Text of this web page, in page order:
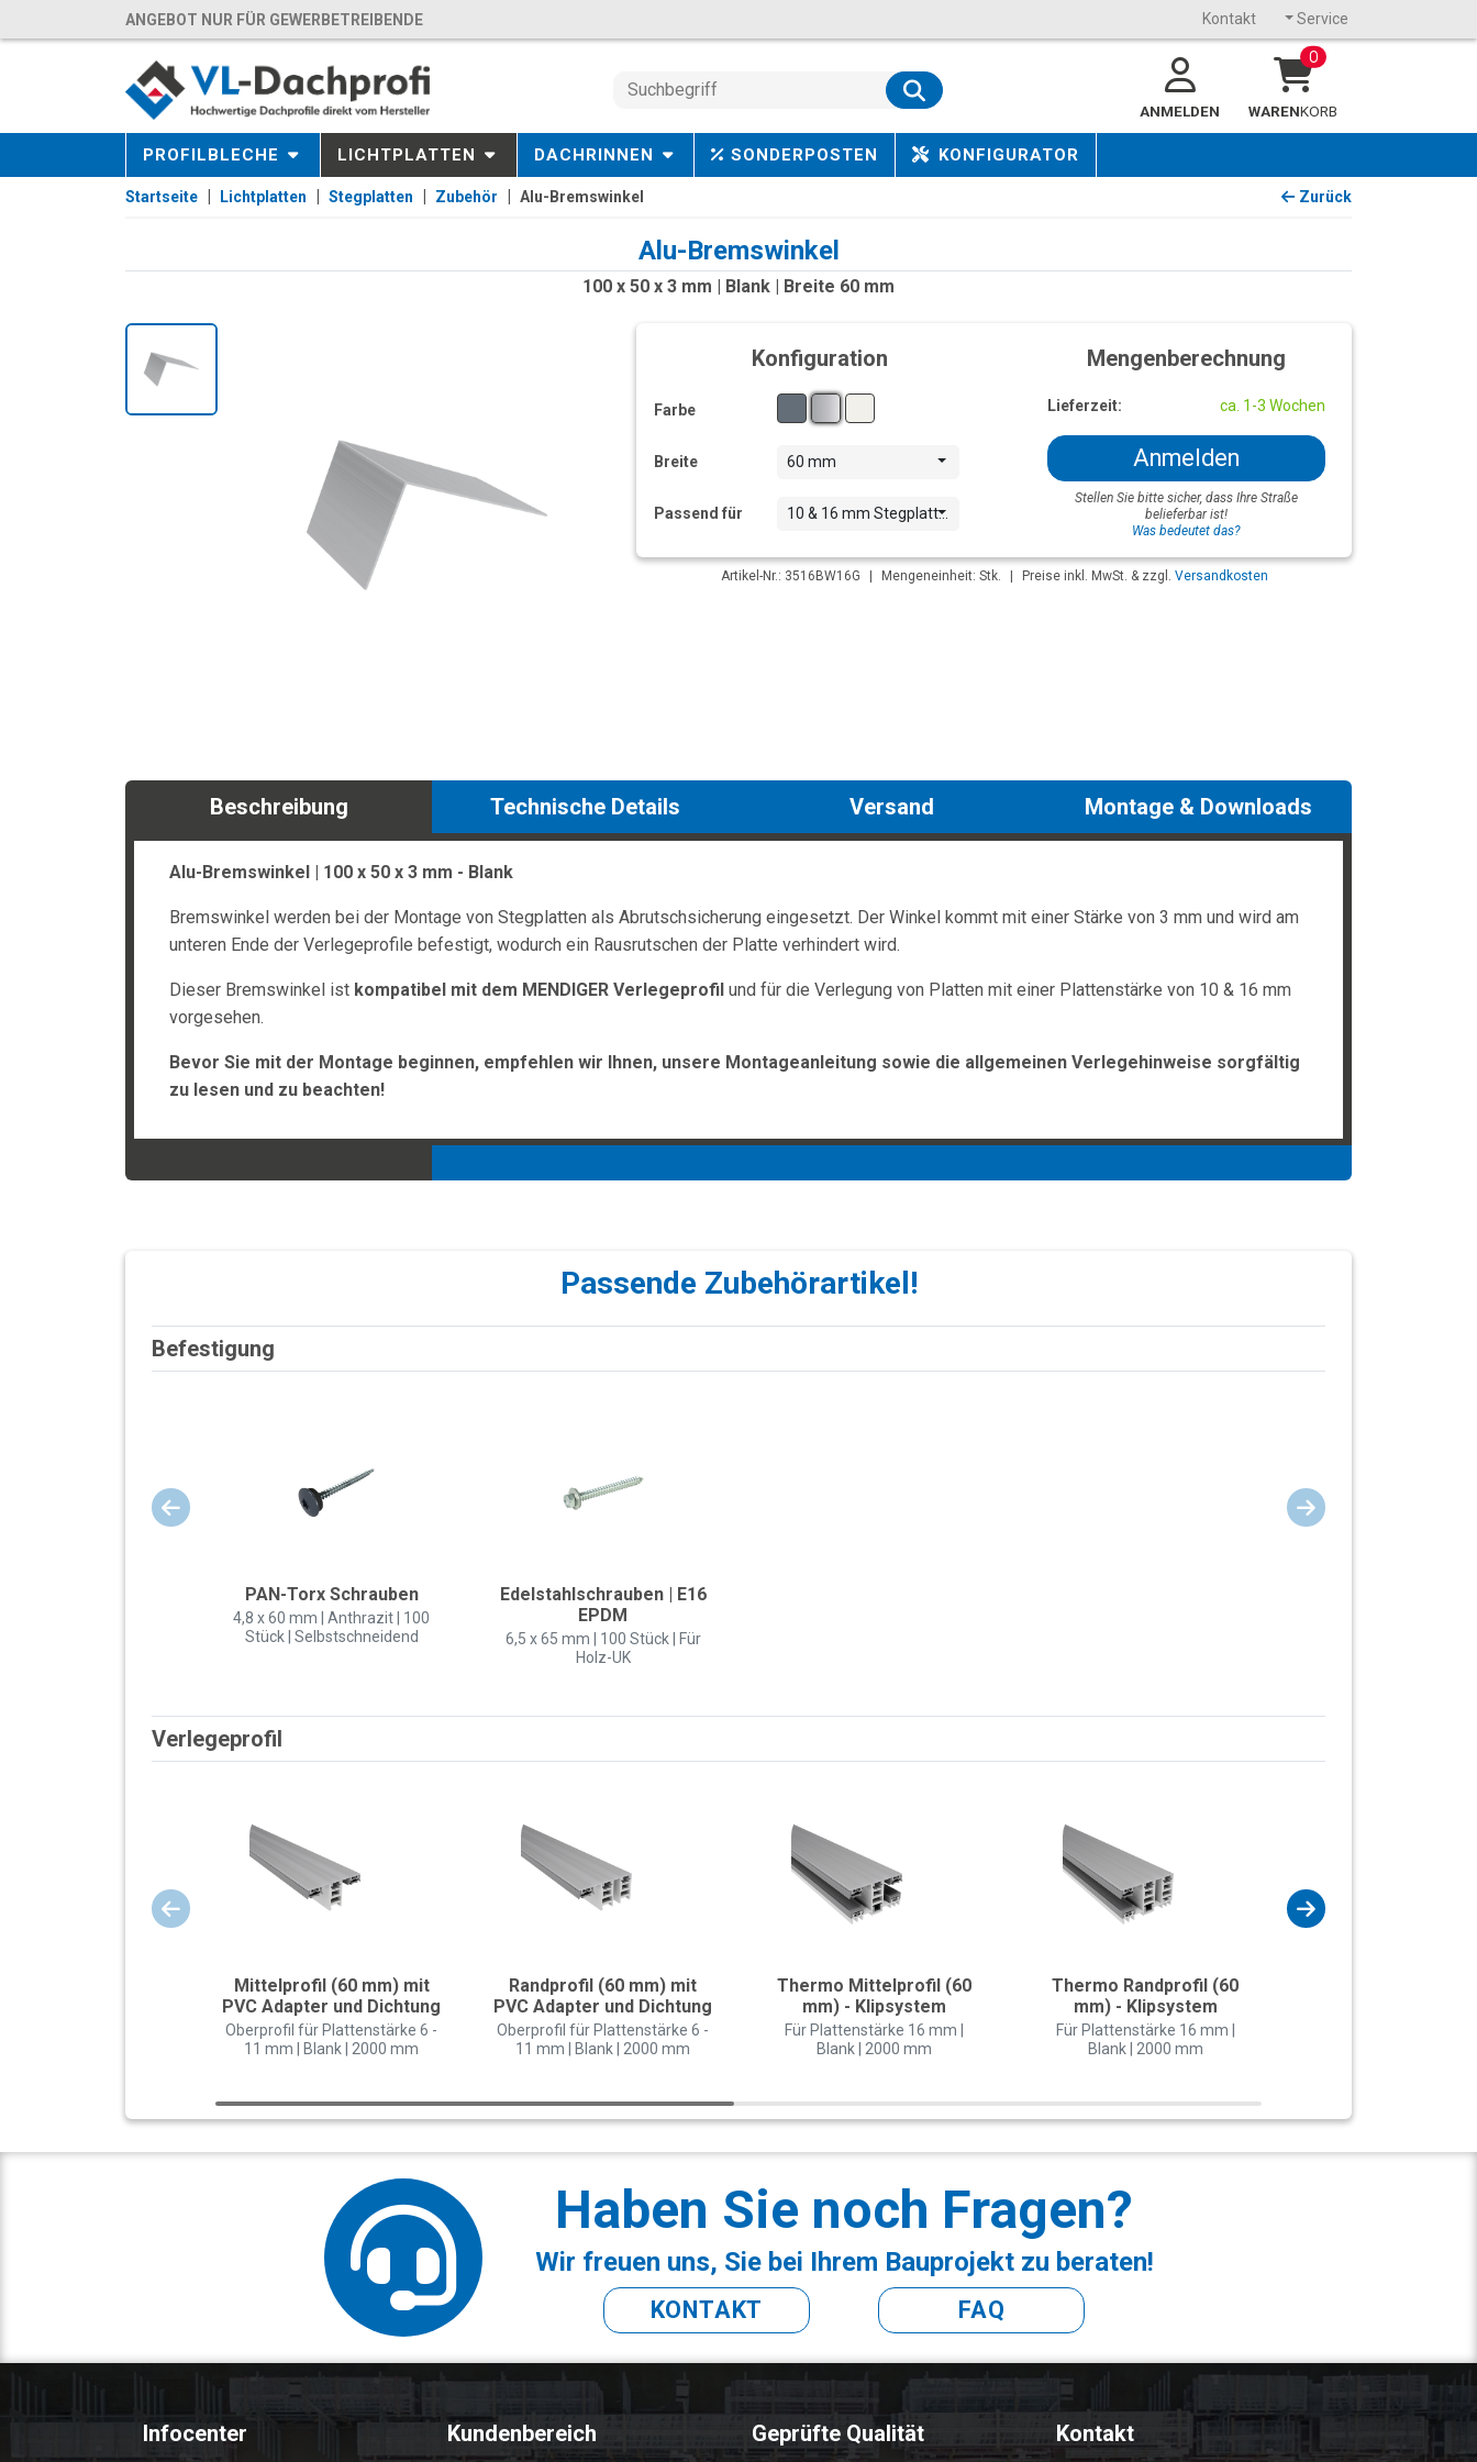
ANGEBOT NUR FÜR GEWERBETREIBENDE Kontakt Service
ANMELDEN
0
WARENKORB
PROFILBLECHE LICHTPLATTEN DACHRINNEN SONDERPOSTEN KONFIGURATOR
Startseite Lichtplatten Stegplatten Zubehör Alu-Bremswinkel Zurück
Alu-Bremswinkel
100 x 50 x 3 mm | Blank | Breite 60 mm
Konfiguration
Farbe
Breite 60 mm
Passend für 10 & 16 mm Stegplatten
Mengenberechnung
Lieferzeit: ca. 1-3 Wochen
Anmelden
Stellen Sie bitte sicher, dass Ihre Straße
belieferbar ist!
Was bedeutet das?
Artikel-Nr.: 3516BW16G Mengeneinheit: Stk. Preise inkl. MwSt. & zzgl. Versandkosten
Beschreibung Technische Details Versand Montage & Downloads
Alu-Bremswinkel | 100 x 50 x 3 mm - Blank
Bremswinkel werden bei der Montage von Stegplatten als Abrutschsicherung eingesetzt. Der Winkel kommt mit einer Stärke von 3 mm und wird am
unteren Ende der Verlegeprofile befestigt, wodurch ein Rausrutschen der Platte verhindert wird.
Dieser Bremswinkel ist kompatibel mit dem MENDIGER Verlegeprofilund für die Verlegung von Platten mit einer Plattenstärke von 10 & 16 mm
vorgesehen.
Bevor Sie mit der Montage beginnen, empfehlen wir Ihnen, unsere Montageanleitung sowie die allgemeinen Verlegehinweise sorgfältig
zu lesen und zu beachten!
Passende Zubehörartikel!
Befestigung
PAN-Torx Schrauben
4,8 x 60 mm | Anthrazit | 100
Stück | Selbstschneidend
Edelstahlschrauben | E16
EPDM
6,5 x 65 mm | 100 Stück | Für
Holz-UK
Verlegeprofil
Mittelprofil (60 mm) mit
PVC Adapter und Dichtung
Oberprofil für Plattenstärke 6 -
11 mm | Blank | 2000 mm
Randprofil (60 mm) mit
PVC Adapter und Dichtung
Oberprofil für Plattenstärke 6 -
11 mm | Blank | 2000 mm
Thermo Mittelprofil (60
mm) - Klipsystem
Für Plattenstärke 16 mm |
Blank | 2000 mm
Thermo Randprofil (60
mm) - Klipsystem
Für Plattenstärke 16 mm |
Blank | 2000 mm
Haben Sie noch Fragen?
Wir freuen uns, Sie bei Ihrem Bauprojekt zu beraten!
KONTAKT FAQ
Infocenter Kundenbereich Geprüfte Qualität Kontakt